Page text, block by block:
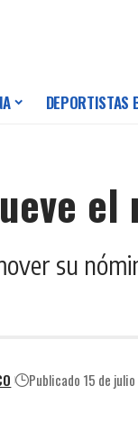
DEPORTISTAS
su
Publicado 15 de